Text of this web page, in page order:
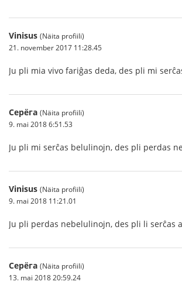
Vinisus (Näita profiili)
21. november 2017 11:28.45
Ju pli mia vivo fariĝas deda, des pli mi
Серёга (Näita profiili)
9. mai 2018 6:51.53
Ju pli mi serĉas belulinojn, des pli perdas
Vinisus (Näita profiili)
9. mai 2018 11:21.01
Ju pli perdas nebelulinojn, des pli li serĉas
Серёга (Näita profiili)
13. mai 2018 20:59.24